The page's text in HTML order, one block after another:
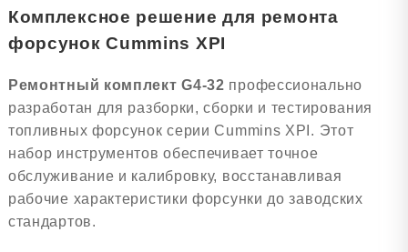
Комплексное решение для ремонта
форсунок Cummins XPI
Ремонтный комплект G4-32 профессионально
разработан для разборки, сборки и тестирования
топливных форсунок серии Cummins XPI. Этот
набор инструментов обеспечивает точное
обслуживание и калибровку, восстанавливая
рабочие характеристики форсунки до заводских
стандартов.